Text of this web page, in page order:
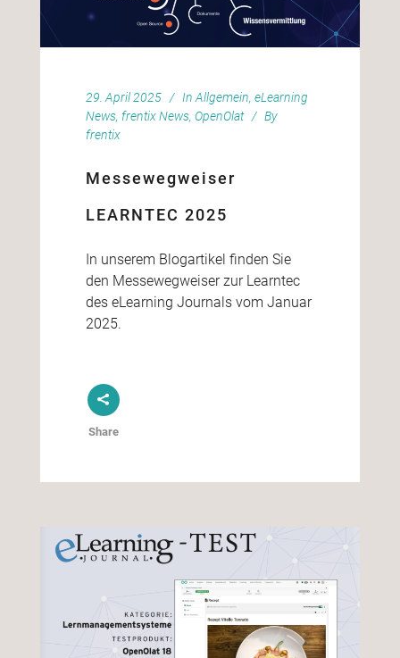
29. April 2025 In Allgemein, eLearning
News, frentix News, OpenOlat
By
frentix
Messewegweiser
LEARNTEC 2025
In unserem Blogartikel finden Sie
den Messewegweiser zur Learntec
des eLearning Journals vom Januar
2025.
Share